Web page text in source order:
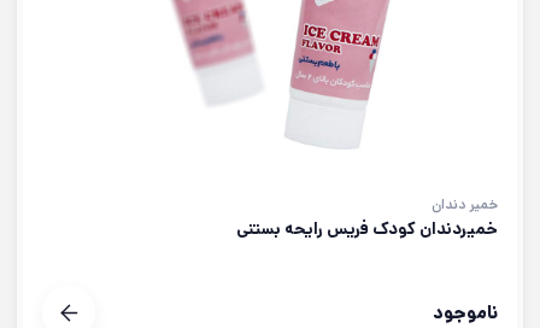
خمیر دندان
خمیردندان کودک فریس رایحه بستنی
ناموجود